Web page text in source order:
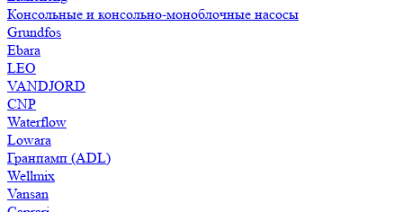
Консольные и консольно-моноблочные насосы
Grundfos
Ebara
LEO
VANDJORD
CNP
Waterflow
Lowara
Гранпамп (ADL)
Wellmix
Vansan